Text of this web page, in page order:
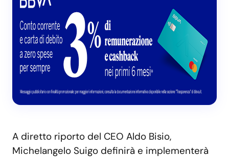
A diretto riporto del CEO Aldo Bisio,
Michelangelo Suigo definirà e implementerà